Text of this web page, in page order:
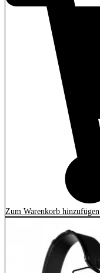
Zum Warenkorb hinzufügen